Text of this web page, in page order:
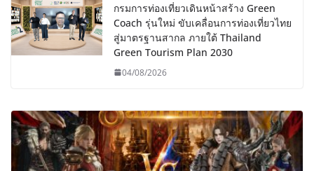
กรมการท่องเที่ยวเดินหน้าสร้าง Green
Coach รุ่นใหม่ ขับเคลื่อนการท่องเที่ยวไทย
สู่มาตรฐานสากล ภายใต้ Thailand
Green Tourism Plan 2030
04/08/2026